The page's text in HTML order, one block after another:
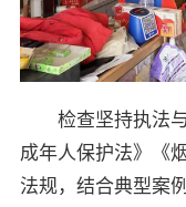
检查坚持执法
成年人保护法》《
法规，结合典型案